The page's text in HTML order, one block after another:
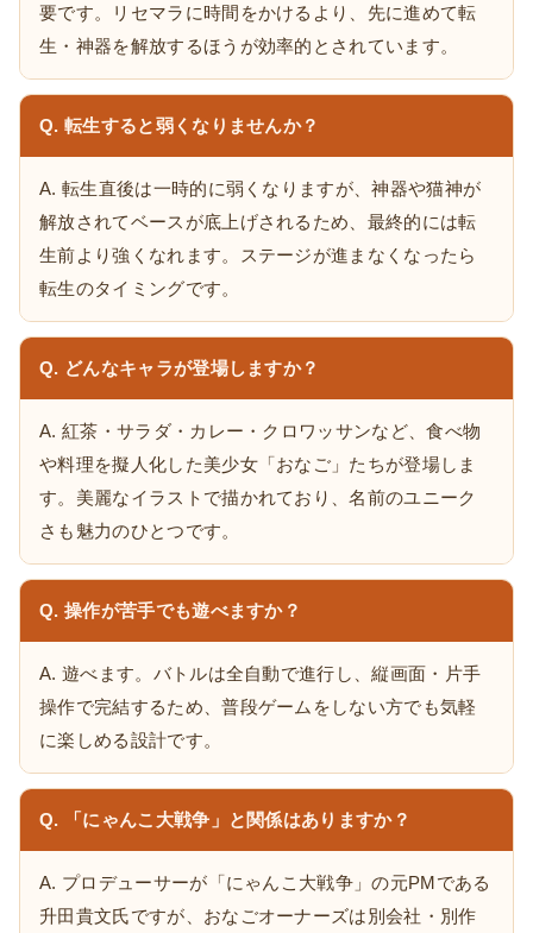
要です。リセマラに時間をかけるより、先に進めて転
生・神器を解放するほうが効率的とされています。
Q. 転生すると弱くなりませんか？
A. 転生直後は一時的に弱くなりますが、神器や猫神が
解放されてベースが底上げされるため、最終的には転
生前より強くなれます。ステージが進まなくなったら
転生のタイミングです。
Q. どんなキャラが登場しますか？
A. 紅茶・サラダ・カレー・クロワッサンなど、食べ物
や料理を擬人化した美少女「おなご」たちが登場しま
す。美麗なイラストで描かれており、名前のユニーク
さも魅力のひとつです。
Q. 操作が苦手でも遊べますか？
A. 遊べます。バトルは全自動で進行し、縦画面・片手
操作で完結するため、普段ゲームをしない方でも気軽
に楽しめる設計です。
Q. 「にゃんこ大戦争」と関係はありますか？
A. プロデューサーが「にゃんこ大戦争」の元PMである
升田貴文氏ですが、おなごオーナーズは別会社・別作